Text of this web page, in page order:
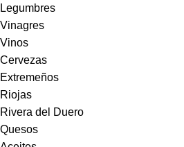
Legumbres
Vinagres
Vinos
Cervezas
Extremeños
Riojas
Rivera del Duero
Quesos